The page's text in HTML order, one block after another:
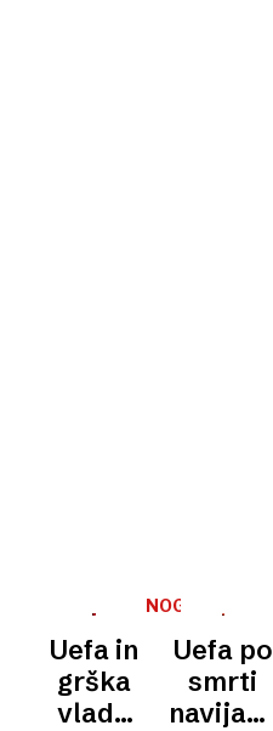
NOGOMET
Uefa in
grška
vlada
Uefa po
smrti
navijača